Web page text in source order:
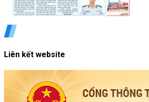
Liên kết website